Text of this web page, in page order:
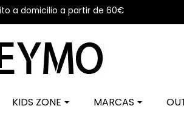
a domicilio a partir de 60€
KIDS ZONE MARCAS